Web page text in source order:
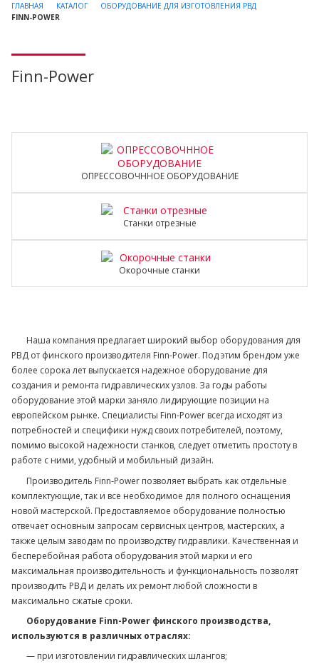
ГЛАВНАЯ КАТАЛОГ
ОБОРУДОВАНИЕ ДЛЯ ИЗГОТОВЛЕНИЯ РВД
FINN-POWER
Finn-Power
ОПРЕССОВОЧННОЕ ОБОРУДОВАНИЕ
Станки отрезные
Окорочные станки
Наша компания предлагает широкий выбор оборудования для
РВД от финского производителя Finn-Power. Под этим брендом уже
более сорока лет выпускается надежное оборудование для
создания и ремонта гидравлических узлов. За годы работы
оборудование этой марки заняло лидирующие позиции на
европейском рынке. Специалисты Finn-Power всегда исходят из
потребностей и специфики нужд своих потребителей, поэтому,
помимо высокой надежности станков, следует отметить простоту в
работе с ними, удобный и мобильный дизайн.
Производитель Finn-Power позволяет выбрать как отдельные
комплектующие, так и все необходимое для полного оснащения
новой мастерской. Предоставляемое оборудование полностью
отвечает основным запросам сервисных центров, мастерских, а
также целым заводам по производству гидравлики. Качественная и
бесперебойная работа оборудования этой марки и его
максимальная производительность и функциональность позволят
производить РВД и делать их ремонт любой сложности в
максимально сжатые сроки.
Оборудование Finn-Power финского производства,
используются в различных отраслях:
— при изготовлении гидравлических шлангов;